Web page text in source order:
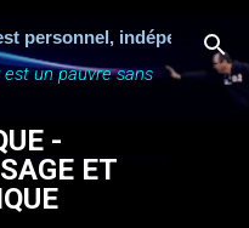
principalindépendant et n'a
un pauvre sans
-
ET